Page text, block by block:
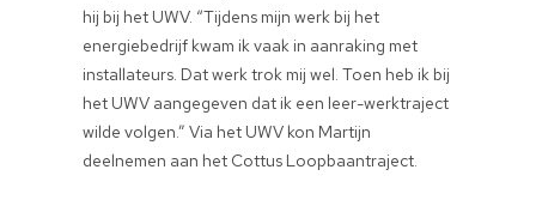
hij bij het UWV. “Tijdens mijn werk bij het
energiebedrijf kwam ik vaak in aanraking met
installateurs. Dat werk trok mij wel. Toen heb ik bij
het UWV aangegeven dat ik een leer-werktraject
wilde volgen.” Via het UWV kon Martijn
deelnemen aan het Cottus Loopbaantraject.